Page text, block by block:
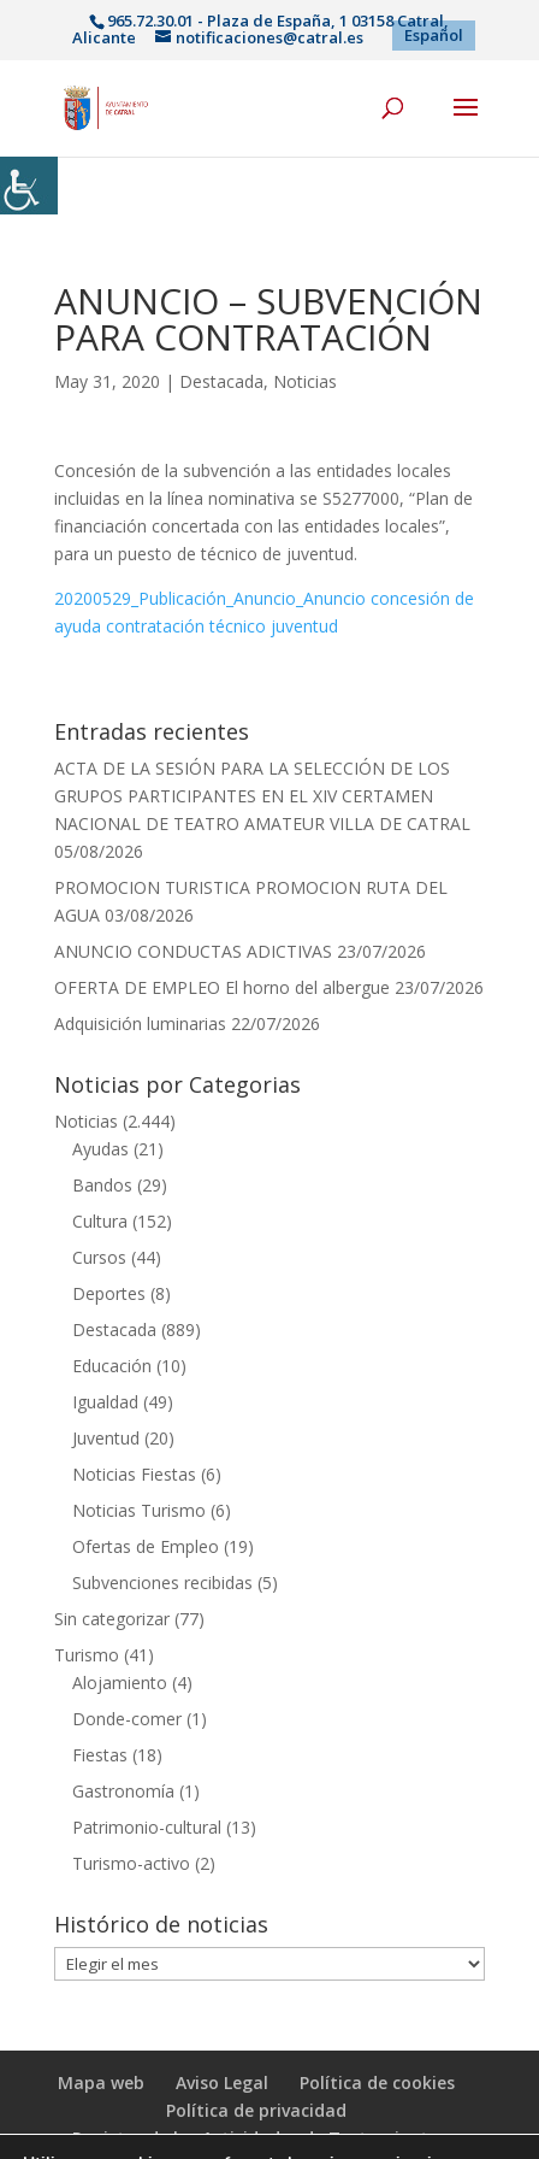
965.72.30.01 - Plaza de España, 1 03158 Catral,
Alicante notificaciones@catral.es Español
ANUNCIO – SUBVENCIÓN
PARA CONTRATACIÓN
May 31, 2020 | Destacada, Noticias
Concesión de la subvención a las entidades locales
incluidas en la línea nominativa se S5277000, “Plan de
financiación concertada con las entidades locales”,
para un puesto de técnico de juventud.
20200529_Publicación_Anuncio_Anuncio concesión de
ayuda contratación técnico juventud
Entradas recientes
ACTA DE LA SESIÓN PARA LA SELECCIÓN DE LOS
GRUPOS PARTICIPANTES EN EL XIV CERTAMEN
NACIONAL DE TEATRO AMATEUR VILLA DE CATRAL
05/08/2026
PROMOCION TURISTICA PROMOCION RUTA DEL
AGUA 03/08/2026
ANUNCIO CONDUCTAS ADICTIVAS 23/07/2026
OFERTA DE EMPLEO El horno del albergue 23/07/2026
Adquisición luminarias 22/07/2026
Noticias por Categorias
Noticias (2.444)
Ayudas (21)
Bandos (29)
Cultura (152)
Cursos (44)
Deportes (8)
Destacada (889)
Educación (10)
Igualdad (49)
Juventud (20)
Noticias Fiestas (6)
Noticias Turismo (6)
Ofertas de Empleo (19)
Subvenciones recibidas (5)
Sin categorizar(77)
Turismo (41)
Alojamiento (4)
Donde-comer(1)
Fiestas (18)
Gastronomía (1)
Patrimonio-cultural (13)
Turismo-activo (2)
Histórico de noticias
Histórico
de
Mapa web Aviso Legal
Política de cookies
Política de privacidad
Registro de las Actividades de Tratamiento